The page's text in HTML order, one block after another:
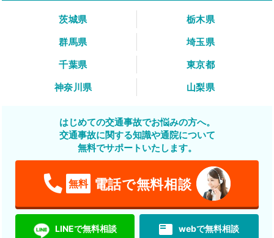
茨城県
栃木県
群馬県
埼玉県
千葉県
東京都
神奈川県
山梨県
はじめての交通事故でお悩みの方へ。
交通事故に関する知識や通院について
無料でサポートいたします。
無料 電話で無料相談
LINEで無料相談 featured_play_list webで無料相談